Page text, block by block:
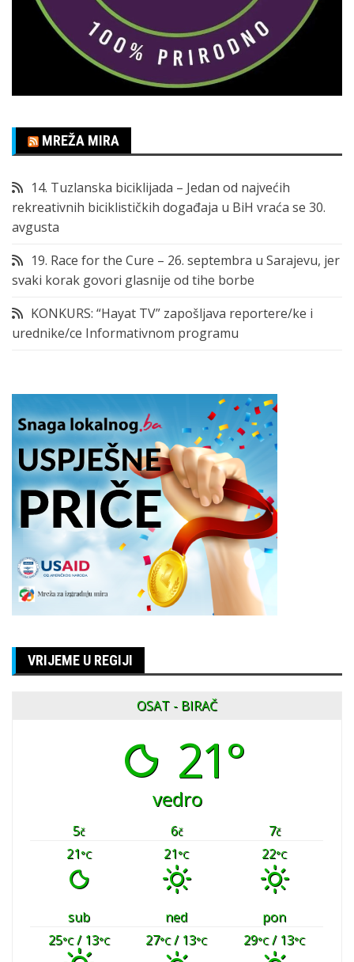
MREŽA MIRA
14. Tuzlanska biciklijada – Jedan od najvećih
rekreativnih biciklističkih događaja u BiH vraća se 30.
avgusta
19. Race for the Cure – 26. septembra u Sarajevu, jer
svaki korak govori glasnije od tihe borbe
KONKURS: “Hayat TV” zapošljava reportere/ke i
urednike/ce Informativnom programu
VRIJEME U REGIJI
OSAT - BIRAČ
21°
vedro
5č 6č 7č
21°C 21°C 22°C
sub ned
pon
25°C/ 13°C 27°C/ 13°C 29°C/ 13°C